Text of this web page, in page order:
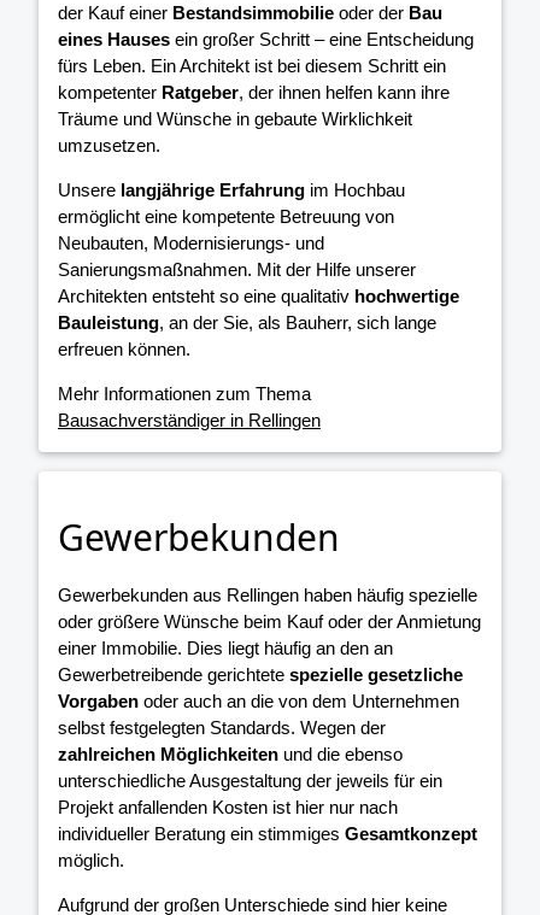
der Kauf einer Bestandsimmobilie oder der Bau
eines Hauses ein großer Schritt – eine Entscheidung
fürs Leben. Ein Architekt ist bei diesem Schritt ein
kompetenter Ratgeber, der ihnen helfen kann ihre
Träume und Wünsche in gebaute Wirklichkeit
umzusetzen.
Unsere langjährige Erfahrung im Hochbau
ermöglicht eine kompetente Betreuung von
Neubauten, Modernisierungs- und
Sanierungsmaßnahmen. Mit der Hilfe unserer
Architekten entsteht so eine qualitativ hochwertige
Bauleistung, an der Sie, als Bauherr, sich lange
erfreuen können.
Mehr Informationen zum Thema
Bausachverständiger in Rellingen
Gewerbekunden
Gewerbekunden aus Rellingen haben häufig spezielle
oder größere Wünsche beim Kauf oder der Anmietung
einer Immobilie. Dies liegt häufig an den an
Gewerbetreibende gerichtete spezielle gesetzliche
Vorgaben oder auch an die von dem Unternehmen
selbst festgelegten Standards. Wegen der
zahlreichen Möglichkeiten und die ebenso
unterschiedliche Ausgestaltung der jeweils für ein
Projekt anfallenden Kosten ist hier nur nach
individueller Beratung ein stimmiges Gesamtkonzept
möglich.
Aufgrund der großen Unterschiede sind hier keine